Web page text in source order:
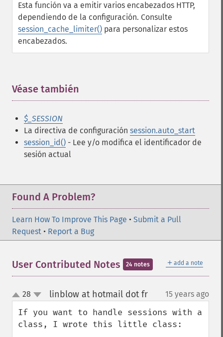
Esta función va a emitir varios encabezados HTTP,
dependiendo de la configuración. Consulte
session_cache_limiter() para personalizar estos
encabezados.
Véase también
$_SESSION
La directiva de configuración session.auto_start
session_id() - Lee y/o modifica el identificador de
sesión actual
Found A Problem?
Learn How To Improve This Page • Submit a Pull
Request • Report a Bug
＋ add a note
User Contributed Notes 24 notes
up
down
28 linblow at hotmail dot fr¶ 15 years ago
If you want to handle sessions with a
class, I wrote this little class: